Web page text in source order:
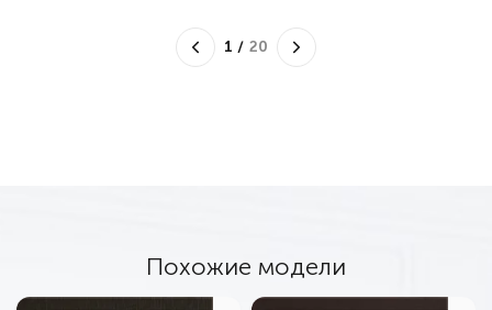
1 / 20
Похожие модели